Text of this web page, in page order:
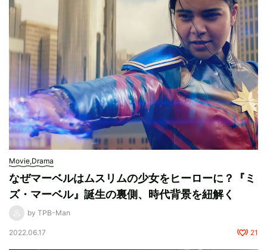
Movie,Drama
なぜマーベルはムスリムの少女をヒーローに？『ミ
ズ・マーベル』誕生の裏側、時代背景を紐解く
by TPB-Man
2022.06.17 21